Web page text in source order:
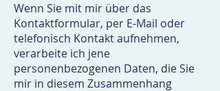
Wenn Sie mit mir über das
Kontaktformular, per E-Mail oder
telefonisch Kontakt aufnehmen,
verarbeite ich jene
personenbezogenen Daten, die Sie
mir in diesem Zusammenhang